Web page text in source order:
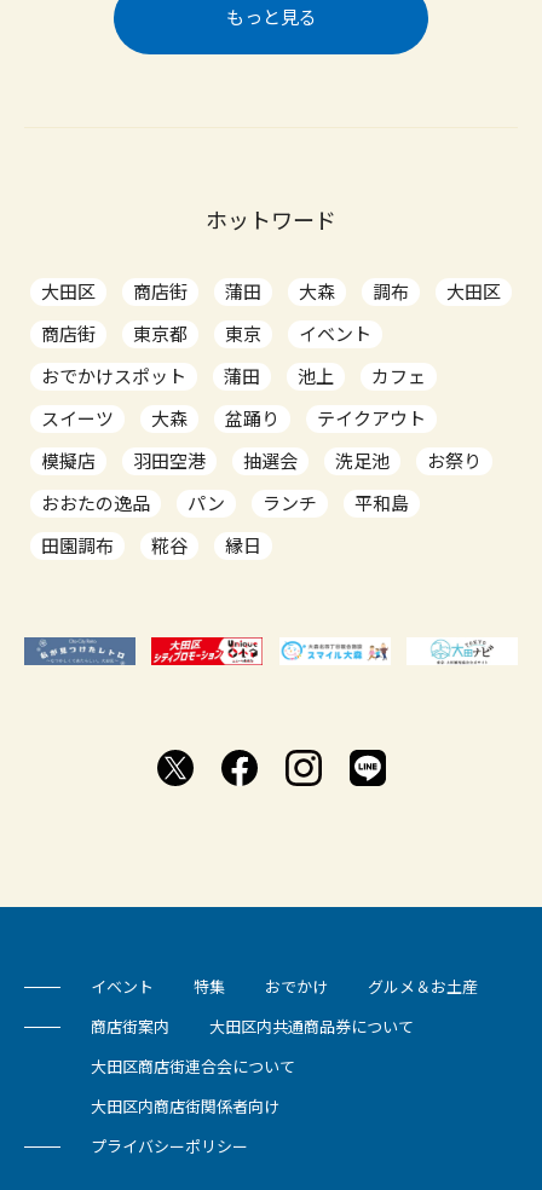
もっと見る
ホットワード
大田区 商店街 蒲田 大森 調布
大田区
商店街
東京都 東京
イベント
おでかけスポット
蒲田 池上
カフェ
スイーツ
大森 盆踊り
テイクアウト
模擬店
羽田空港 抽選会 洗足池
お祭り
おおたの逸品
パン ランチ
平和島
田園調布
糀谷 縁日
イベント 特集 おでかけ グルメ＆お土産
商店街案内 大田区内共通商品券について
大田区商店街連合会について
大田区内商店街関係者向け
プライバシーポリシー